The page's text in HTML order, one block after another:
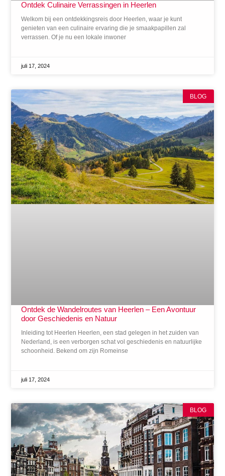
Ontdek Culinaire Verrassingen in Heerlen
Welkom bij een ontdekkingsreis door Heerlen, waar je kunt
genieten van een culinaire ervaring die je smaakpapillen zal
verrassen. Of je nu een lokale inwoner
juli 17, 2024
BLOG
Ontdek de Wandelroutes van Heerlen – Een Avontuur
door Geschiedenis en Natuur
Inleiding tot Heerlen Heerlen, een stad gelegen in het zuiden van
Nederland, is een verborgen schat vol geschiedenis en natuurlijke
schoonheid. Bekend om zijn Romeinse
juli 17, 2024
BLOG